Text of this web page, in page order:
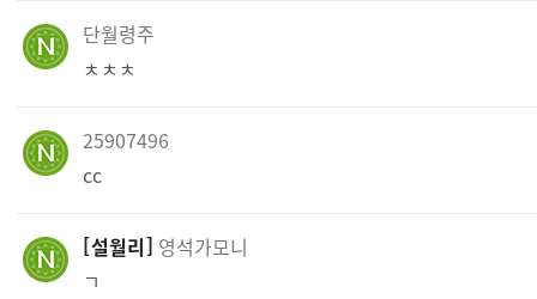
단월령주
ㅊㅊㅊ
25907496
cc
설월리 영석가모니
ㄱ